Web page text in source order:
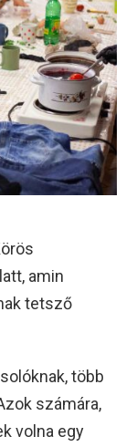
amin
tetsző
több
számára,
volna egy